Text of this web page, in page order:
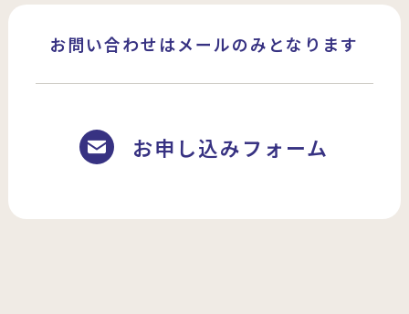
お問い合わせはメールのみとなります
お申し込みフォーム